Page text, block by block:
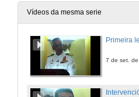
Vídeos da mesma serie
Primeira
7 de set.